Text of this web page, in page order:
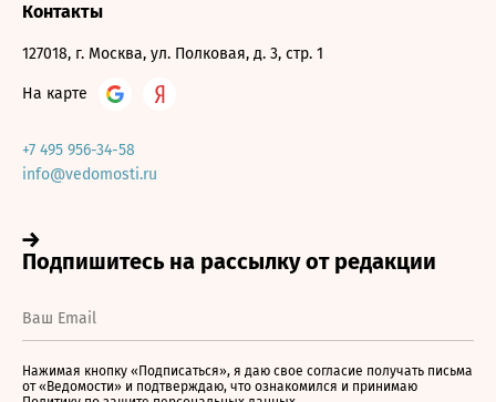
Контакты
127018, г. Москва, ул. Полковая, д. 3, стр. 1
На карте
+7 495 956-34-58
info@vedomosti.ru
Нажимая кнопку «Подписаться», я даю свое согласие получать письма
от «Ведомости» и подтверждаю, что ознакомился и принимаю